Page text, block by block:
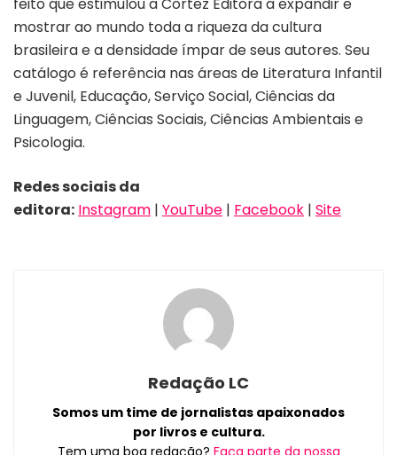
mostrar ao mundo toda a riqueza da cultura
brasileira e a densidade ímpar de seus autores. Seu
catálogo é referência nas áreas de Literatura Infantil
e Juvenil, Educação, Serviço Social, Ciências da
Linguagem, Ciências Sociais, Ciências Ambientais e
Psicologia.
Redes sociais da
editora: Instagram | YouTube | Facebook | Site
Redação LC
Somos um time de jornalistas apaixonados
por livros e cultura.
Tem uma boa redação? Faça parte da nossa